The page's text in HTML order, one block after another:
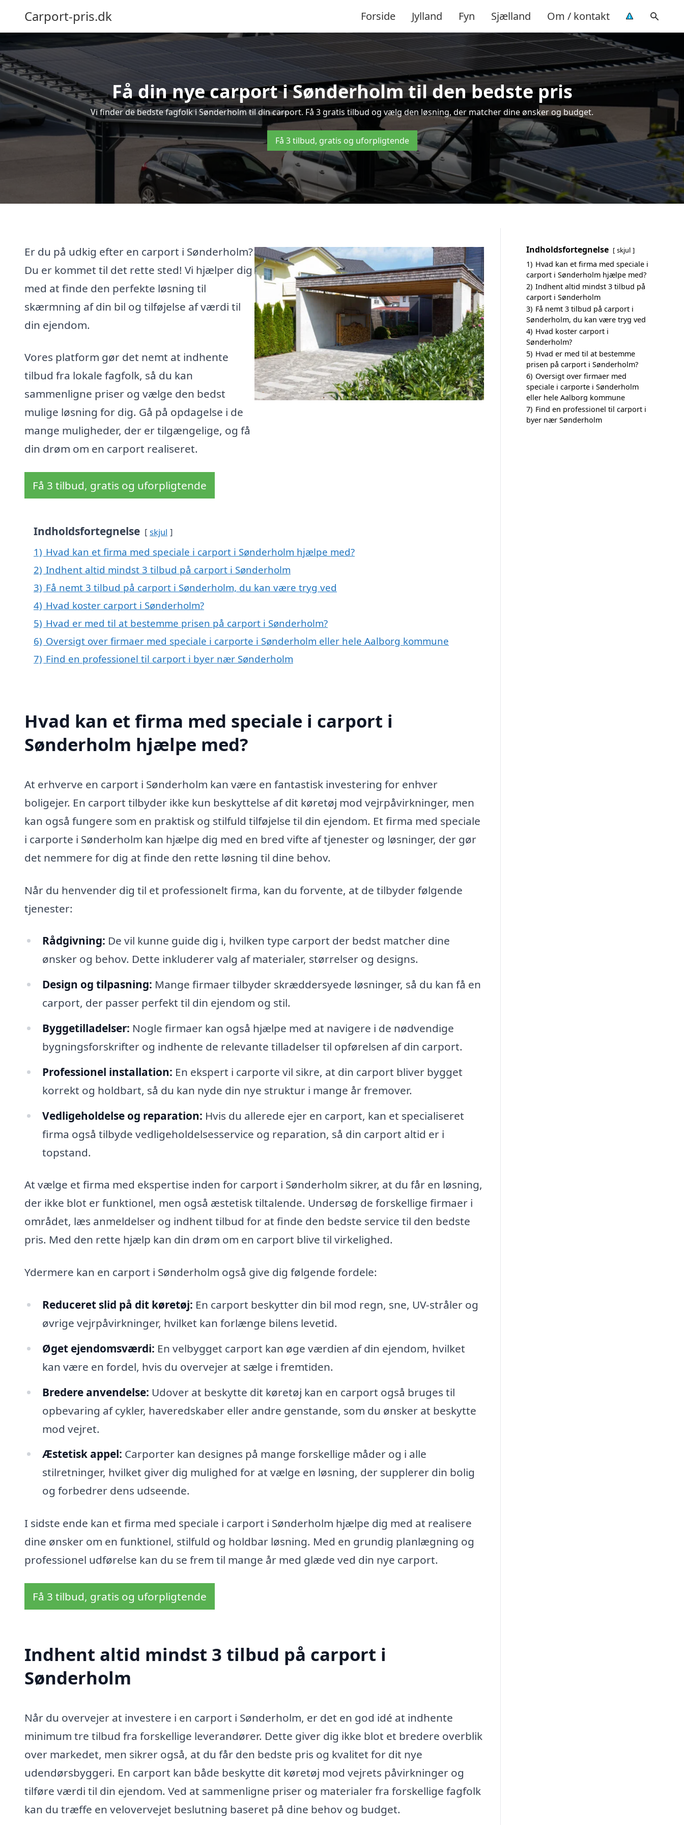
Carport-pris.dk Forside Jylland Fyn Sjælland Om / kontakt
Få din nye carport i Sønderholm til den bedste pris
Vi finder de bedste fagfolk i Sønderholm til din carport. Få 3 gratis tilbud og vælg den løsning, der matcher dine ønsker og budget.
Få 3 tilbud, gratis og uforpligtende
Er du på udkig efter en carport i Sønderholm?
Du er kommet til det rette sted! Vi hjælper dig
med at finde den perfekte løsning til
skærmning af din bil og tilføjelse af værdi til
din ejendom.
Vores platform gør det nemt at indhente
tilbud fra lokale fagfolk, så du kan
sammenligne priser og vælge den bedst
mulige løsning for dig. Gå på opdagelse i de
mange muligheder, der er tilgængelige, og få
din drøm om en carport realiseret.
Få 3 tilbud, gratis og uforpligtende
Indholdsfortegnelse skjul
1) Hvad kan et firma med speciale i carport i Sønderholm hjælpe med?
2) Indhent altid mindst 3 tilbud på carport i Sønderholm
3) Få nemt 3 tilbud på carport i Sønderholm, du kan være tryg ved
4) Hvad koster carport i Sønderholm?
5) Hvad er med til at bestemme prisen på carport i Sønderholm?
6) Oversigt over firmaer med speciale i carporte i Sønderholm eller hele Aalborg kommune
7) Find en professionel til carport i byer nær Sønderholm
Hvad kan et firma med speciale i carport i
Sønderholm hjælpe med?
At erhverve en carport i Sønderholm kan være en fantastisk investering for enhver
boligejer. En carport tilbyder ikke kun beskyttelse af dit køretøj mod vejrpåvirkninger, men
kan også fungere som en praktisk og stilfuld tilføjelse til din ejendom. Et firma med speciale
i carporte i Sønderholm kan hjælpe dig med en bred vifte af tjenester og løsninger, der gør
det nemmere for dig at finde den rette løsning til dine behov.
Når du henvender dig til et professionelt firma, kan du forvente, at de tilbyder følgende
tjenester:
Rådgivning: De vil kunne guide dig i, hvilken type carport der bedst matcher dine
ønsker og behov. Dette inkluderer valg af materialer, størrelser og designs.
Design og tilpasning: Mange firmaer tilbyder skræddersyede løsninger, så du kan få en
carport, der passer perfekt til din ejendom og stil.
Byggetilladelser: Nogle firmaer kan også hjælpe med at navigere i de nødvendige
bygningsforskrifter og indhente de relevante tilladelser til opførelsen af din carport.
Professionel installation: En ekspert i carporte vil sikre, at din carport bliver bygget
korrekt og holdbart, så du kan nyde din nye struktur i mange år fremover.
Vedligeholdelse og reparation: Hvis du allerede ejer en carport, kan et specialiseret
firma også tilbyde vedligeholdelsesservice og reparation, så din carport altid er i
topstand.
At vælge et firma med ekspertise inden for carport i Sønderholm sikrer, at du får en løsning,
der ikke blot er funktionel, men også æstetisk tiltalende. Undersøg de forskellige firmaer i
området, læs anmeldelser og indhent tilbud for at finde den bedste service til den bedste
pris. Med den rette hjælp kan din drøm om en carport blive til virkelighed.
Ydermere kan en carport i Sønderholm også give dig følgende fordele:
Reduceret slid på dit køretøj: En carport beskytter din bil mod regn, sne, UV-stråler og
øvrige vejrpåvirkninger, hvilket kan forlænge bilens levetid.
Øget ejendomsværdi: En velbygget carport kan øge værdien af din ejendom, hvilket
kan være en fordel, hvis du overvejer at sælge i fremtiden.
Bredere anvendelse: Udover at beskytte dit køretøj kan en carport også bruges til
opbevaring af cykler, haveredskaber eller andre genstande, som du ønsker at beskytte
mod vejret.
Æstetisk appel: Carporter kan designes på mange forskellige måder og i alle
stilretninger, hvilket giver dig mulighed for at vælge en løsning, der supplerer din bolig
og forbedrer dens udseende.
I sidste ende kan et firma med speciale i carport i Sønderholm hjælpe dig med at realisere
dine ønsker om en funktionel, stilfuld og holdbar løsning. Med en grundig planlægning og
professionel udførelse kan du se frem til mange år med glæde ved din nye carport.
Få 3 tilbud, gratis og uforpligtende
Indhent altid mindst 3 tilbud på carport i
Sønderholm
Når du overvejer at investere i en carport i Sønderholm, er det en god idé at indhente
minimum tre tilbud fra forskellige leverandører. Dette giver dig ikke blot et bredere overblik
over markedet, men sikrer også, at du får den bedste pris og kvalitet for dit nye
udendørsbyggeri. En carport kan både beskytte dit køretøj mod vejrets påvirkninger og
tilføre værdi til din ejendom. Ved at sammenligne priser og materialer fra forskellige fagfolk
kan du træffe en velovervejet beslutning baseret på dine behov og budget.
Indholdsfortegnelse skjul
1) Hvad kan et firma med speciale i
carport i Sønderholm hjælpe med?
2) Indhent altid mindst 3 tilbud på
carport i Sønderholm
3) Få nemt 3 tilbud på carport i
Sønderholm, du kan være tryg ved
4) Hvad koster carport i
Sønderholm?
5) Hvad er med til at bestemme
prisen på carport i Sønderholm?
6) Oversigt over firmaer med
speciale i carporte i Sønderholm
eller hele Aalborg kommune
7) Find en professionel til carport i
byer nær Sønderholm